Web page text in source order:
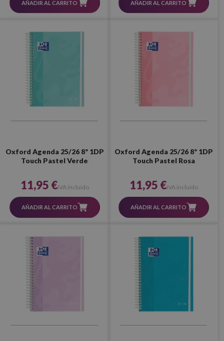
AÑADIR AL CARRITO AÑADIR AL CARRITO
Oxford Agenda 25/26 8º 1DP
Touch Pastel Verde
11,95 €IVA incluido
AÑADIR AL CARRITO
Oxford Agenda 25/26 8º 1DP
Touch Pastel Rosa
11,95 €IVA incluido
AÑADIR AL CARRITO